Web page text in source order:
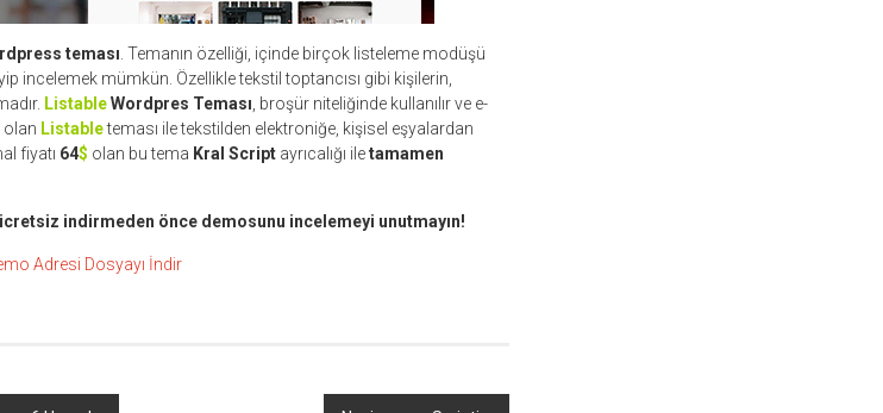
teması . Temanın özelliği, içinde birçok listeleme modüşü
incelemek mümkün. Özellikle tekstil toptancısı gibi kişilerin,
Listable Wordpres Teması , broşür niteliğinde kullanılır ve e-
olan Listableteması ile tekstilden elektroniğe, kişisel eşyalardan
fiyatı 64$ olan bu tema Kral Scriptayrıcalığı iletamamen
indirmeden önce demosunu incelemeyi unutmayın!
Adresi Dosyayı İndir